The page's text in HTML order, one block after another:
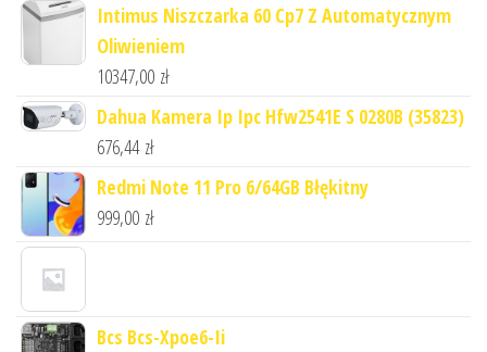
Intimus Niszczarka 60 Cp7 Z Automatycznym
Oliwieniem
10347,00 zł
Dahua Kamera Ip Ipc Hfw2541E S 0280B (35823)
676,44 zł
Redmi Note 11 Pro 6/64GB Błękitny
999,00 zł
Bcs Bcs-Xpoe6-Ii